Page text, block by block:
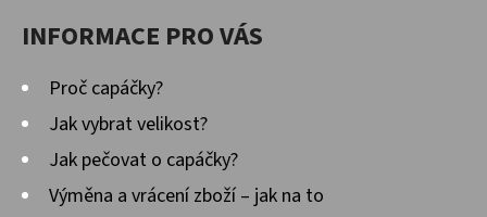
INFORMACE PRO VÁS
Proč capáčky?
Jak vybrat velikost?
Jak pečovat o capáčky?
Výměna a vrácení zboží – jak na to